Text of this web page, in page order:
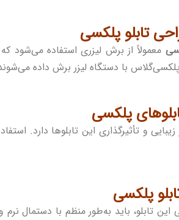
تابلو پلکسی
معمولاً از برش لیزری استفاده می‌شود
با دستگاه لیزر برش داده
پلکسی
پلکسی
تابلو، باید به‌طور منظم با دستمال